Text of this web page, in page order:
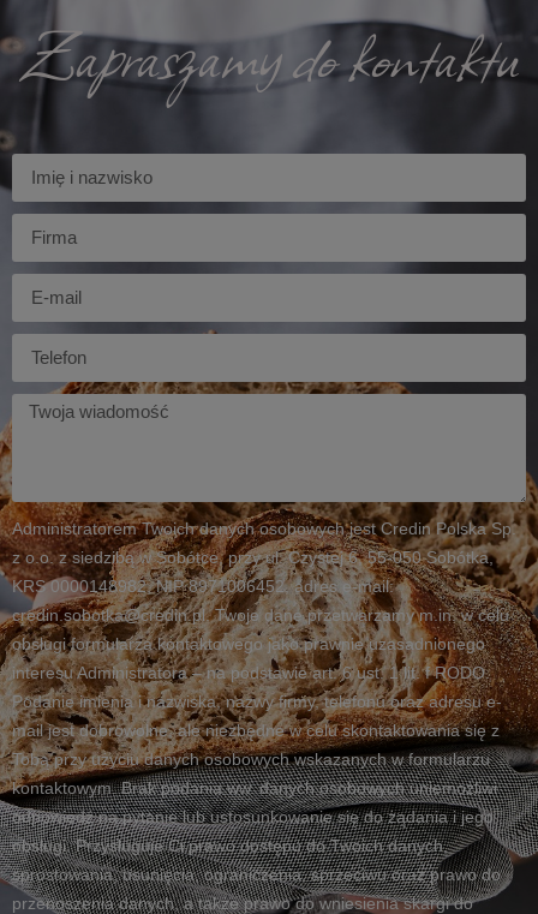
Zapraszamy do kontaktu
Imię
Firma
Telefon
Twoja
wiadomość
Administratorem Twoich danych osobowych jest Credin Polska Sp.
z o.o. z siedzibą w Sobótce, przy ul. Czystej 6, 55-050 Sobótka,
KRS 0000148982, NIP 8971006452, adres e-mail:
credin.sobotka@credin.pl. Twoje dane przetwarzamy m.in. w celu
obsługi formularza kontaktowego jako prawnie uzasadnionego
interesu Administratora – na podstawie art. 6 ust. 1 lit. f RODO.
Podanie imienia i nazwiska, nazwy firmy, telefonu oraz adresu e-
mail jest dobrowolne, ale niezbędne w celu skontaktowania się z
Tobą przy użyciu danych osobowych wskazanych w formularzu
kontaktowym. Brak podania ww. danych osobowych uniemożliwi
odpowiedź na pytanie lub ustosunkowanie się do żądania i jego
obsługi. Przysługuje Ci prawo dostępu do Twoich danych,
sprostowania, usunięcia, ograniczenia, sprzeciwu oraz prawo do
przenoszenia danych, a także prawo do wniesienia skargi do